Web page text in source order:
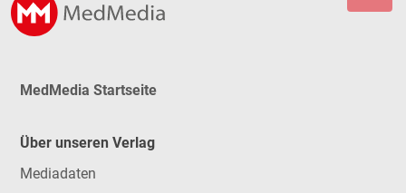
MedMedia Startseite
Über unseren Verlag
Mediadaten